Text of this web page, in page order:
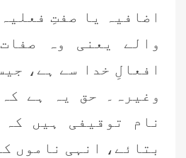
اضافیہ یا صفتِ
والے یعنی وہ
افعالِ خدا سے ہے،
وغیرہ۔ حق یہ ہے
نام توقیفی ہیں
بتائے، انہی ناموں